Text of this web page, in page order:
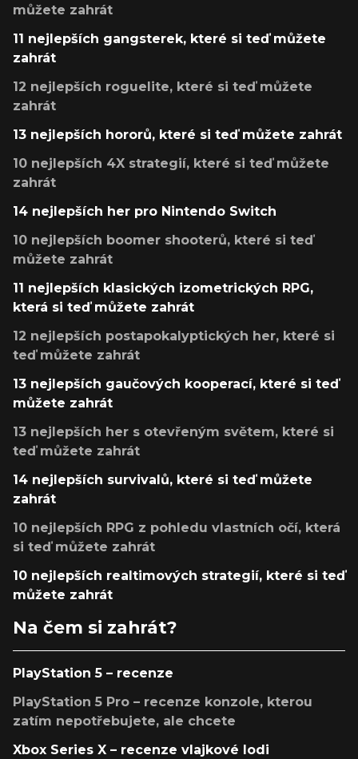
můžete zahrát
11 nejlepších gangsterek, které si teď můžete
zahrát
12 nejlepších roguelite, které si teď můžete
zahrát
13 nejlepších hororů, které si teď můžete zahrát
10 nejlepších 4X strategií, které si teď můžete
zahrát
14 nejlepších her pro Nintendo Switch
10 nejlepších boomer shooterů, které si teď
můžete zahrát
11 nejlepších klasických izometrických RPG,
která si teď můžete zahrát
12 nejlepších postapokalyptických her, které si
teď můžete zahrát
13 nejlepších gaučových kooperací, které si teď
můžete zahrát
13 nejlepších her s otevřeným světem, které si
teď můžete zahrát
14 nejlepších survivalů, které si teď můžete
zahrát
10 nejlepších RPG z pohledu vlastních očí, která
si teď můžete zahrát
10 nejlepších realtimových strategií, které si teď
můžete zahrát
Na čem si zahrát?
PlayStation 5 – recenze
PlayStation 5 Pro – recenze konzole, kterou
zatím nepotřebujete, ale chcete
Xbox Series X – recenze vlajkové lodi